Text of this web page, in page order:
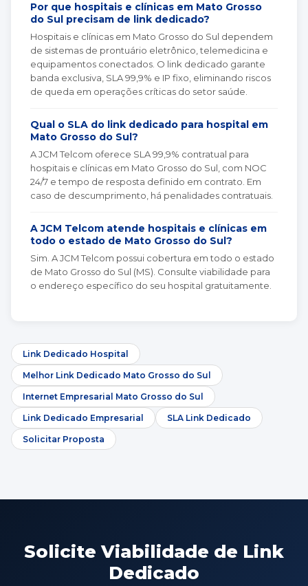
Por que hospitais e clínicas em Mato Grosso
do Sul precisam de link dedicado?
Hospitais e clínicas em Mato Grosso do Sul dependem
de sistemas de prontuário eletrônico, telemedicina e
equipamentos conectados. O link dedicado garante
banda exclusiva, SLA 99,9% e IP fixo, eliminando riscos
de queda em operações críticas do setor saúde.
Qual o SLA do link dedicado para hospital em
Mato Grosso do Sul?
A JCM Telcom oferece SLA 99,9% contratual para
hospitais e clínicas em Mato Grosso do Sul, com NOC
24/7 e tempo de resposta definido em contrato. Em
caso de descumprimento, há penalidades contratuais.
A JCM Telcom atende hospitais e clínicas em
todo o estado de Mato Grosso do Sul?
Sim. A JCM Telcom possui cobertura em todo o estado
de Mato Grosso do Sul (MS). Consulte viabilidade para
o endereço específico do seu hospital gratuitamente.
Link Dedicado Hospital
Melhor Link Dedicado Mato Grosso do Sul
Internet Empresarial Mato Grosso do Sul
Link Dedicado Empresarial SLA Link Dedicado
Solicitar Proposta
Solicite Viabilidade de Link
Dedicado